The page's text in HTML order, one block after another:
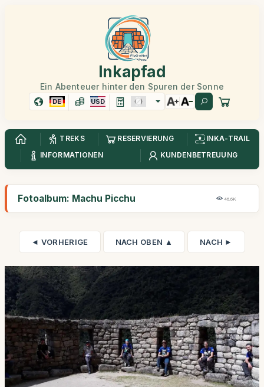
Inkapfad
Ein Abenteuer hinter den Spuren der Sonne
DE USD
TREKS RESERVIERUNG
INKA-TRAIL
INFORMATIONEN
KUNDENBETREUUNG
Fotoalbum: Machu Picchu 46,6K
◄ VORHERIGE NACH OBEN ▲ NACH ►